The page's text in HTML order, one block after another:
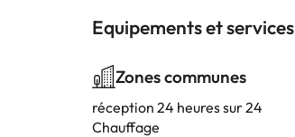
Equipements et services
Zones communes
réception 24 heures sur 24
Chauffage